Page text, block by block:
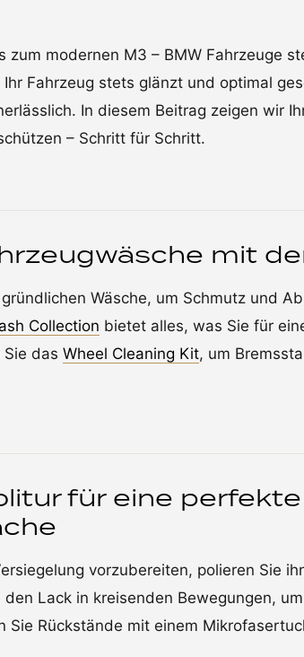
zum modernen M3 – BMW Fahrzeuge
Fahrzeug stets glänzt und optimal
In diesem Beitrag zeigen wir
– Schritt für Schritt.
mit
Wäsche, um Schmutz und
Collection bietet alles, was Sie für
das Wheel Cleaning Kit, um
für eine perfekte
vorzubereiten, polieren Sie
den Lack in kreisenden Bewegungen,
Sie Rückstände mit einem